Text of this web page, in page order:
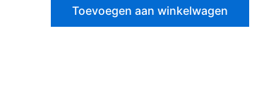
Toevoegen aan winkelwagen